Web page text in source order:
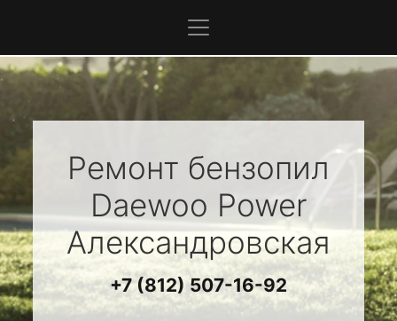
Ремонт бензопил
Daewoo Power
Александровская
+7 (812) 507-16-92